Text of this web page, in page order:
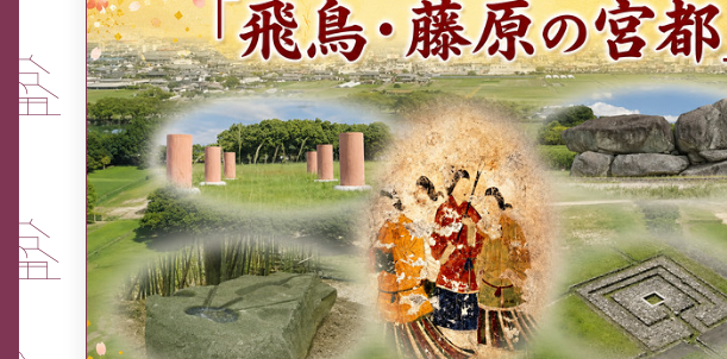
中東情勢や原油価格上昇の影響
を受ける中小企業向け相談窓口
について
ふるさと納税なら、奈良
県広報
2026年